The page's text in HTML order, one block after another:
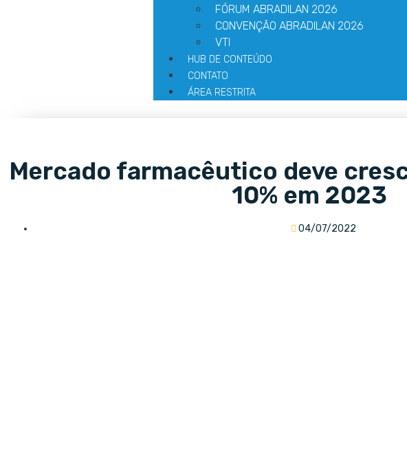
FÓRUM ABRADILAN 2026
CONVENÇÃO ABRADILAN 2026
VTI
HUB DE CONTEÚDO
CONTATO
ÁREA RESTRITA
Mercado farmacêutico deve
10% em 2023
04/07/2022